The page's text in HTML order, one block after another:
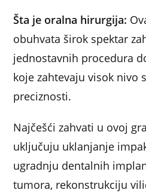
Šta je oralna hirurgija:
obuhvata širok spektar
jednostavnih procedura
koje zahtevaju visok nivo
preciznosti.
Najčešći zahvati u ovoj
uključuju uklanjanje
ugradnju dentalnih
tumora, rekonstrukciju